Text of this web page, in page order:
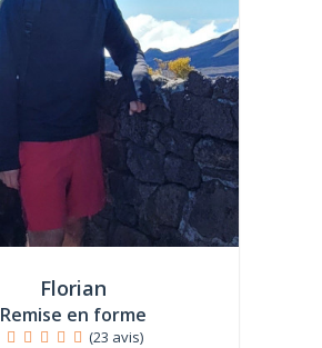
Florian
Remise en forme
(23 avis)